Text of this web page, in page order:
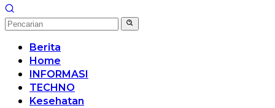
Berita
Home
INFORMASI
TECHNO
Kesehatan